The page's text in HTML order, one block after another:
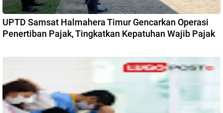
UPTD Samsat Halmahera Timur Gencarkan Operasi
Penertiban Pajak, Tingkatkan Kepatuhan Wajib Pajak